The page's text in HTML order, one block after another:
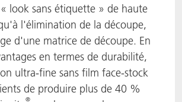
look sans étiquette » de haute
l'élimination de la découpe,
d'une matrice de découpe. En
en termes de durabilité,
ultra-fine sans film face-stock
de produire plus de 40 %
®